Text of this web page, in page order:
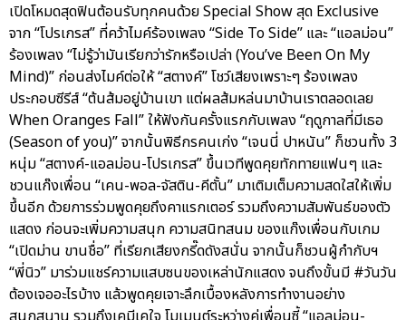
เปิดโหมดสุดฟินต้อนรับทุกคนด้วย Special Show สุด Exclusive
จาก “โปรเกรส” ที่คว้าไมค์ร้องเพลง “Side To Side” และ “แอลม่อน”
ร้องเพลง “ไม่รู้ว่ามันเรียกว่ารักหรือเปล่า (You’ve Been On My
Mind)” ก่อนส่งไมค์ต่อให้ “สตางค์” โชว์เสียงเพราะๆ ร้องเพลง
ประกอบซีรีส์ “ต้นส้มอยู่บ้านเขา แต่ผลส้มหล่นมาบ้านเราตลอดเลย
When Oranges Fall” ให้ฟังกันครั้งแรกกับเพลง “ฤดูกาลที่มีเธอ
(Season of you)” จากนั้นพิธีกรคนเก่ง “เจนนี่ ปาหนัน” ก็ชวนทั้ง 3
หนุ่ม “สตางค์-แอลม่อน-โปรเกรส” ขึ้นเวทีพูดคุยทักทายแฟนๆ และ
ชวนแก๊งเพื่อน “เคน-พอล-จัสติน-คีตั้น” มาเติมเต็มความสดใสให้เพิ่ม
ขึ้นอีก ด้วยการร่วมพูดคุยถึงคาแรกเตอร์ รวมถึงความสัมพันธ์ของตัว
แสดง ก่อนจะเพิ่มความสนุก ความสนิทสนม ของแก๊งเพื่อนกับเกม
“เปิดม่าน ขานชื่อ” ที่เรียกเสียงกรี๊ดดังสนั่น จากนั้นก็ชวนผู้กำกับฯ
“พี่นิว” มาร่วมแชร์ความแสบซนของเหล่านักแสดง จนถึงขั้นมี #วันวัน
ต้องเจออะไรบ้าง แล้วพูดคุยเจาะลึกเบื้องหลังการทำงานอย่าง